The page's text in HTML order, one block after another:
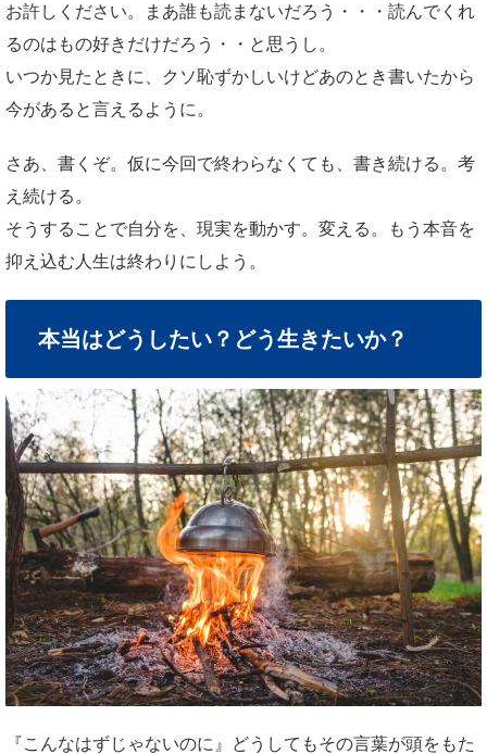
お許しください。まあ誰も読まないだろう・・・読んでくれ
るのはもの好きだけだろう・・と思うし。
いつか見たときに、クソ恥ずかしいけどあのとき書いたから
今があると言えるように。
さあ、書くぞ。仮に今回で終わらなくても、書き続ける。考
え続ける。
そうすることで自分を、現実を動かす。変える。もう本音を
抑え込む人生は終わりにしよう。
本当はどうしたい？どう生きたいか？
『こんなはずじゃないのに』どうしてもその言葉が頭をもた